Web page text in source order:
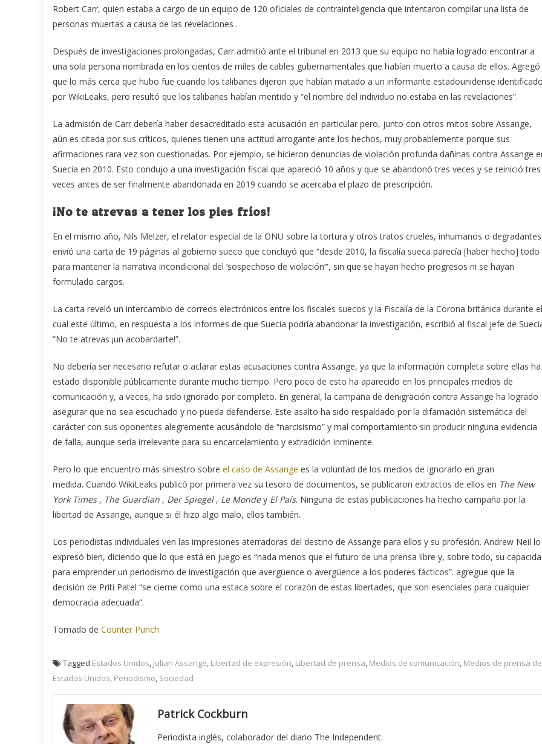
Robert Carr, quien estaba a cargo de un equipo de 120 oficiales de contrainteligencia que intentaron compilar una lista de
personas muertas a causa de las revelaciones .
Después de investigaciones prolongadas, Carr admitió ante el tribunal en 2013 que su equipo no había logrado encontrar a
una sola persona nombrada en los cientos de miles de cables gubernamentales que habían muerto a causa de ellos. Agregó
que lo más cerca que hubo fue cuando los talibanes dijeron que habían matado a un informante estadounidense
por WikiLeaks, pero resultó que los talibanes habían mentido y “el nombre del individuo no estaba en las revelaciones”.
La admisión de Carr debería haber desacreditado esta acusación en particular pero, junto con otros mitos sobre Assange,
aún es citada por sus críticos, quienes tienen una actitud arrogante ante los hechos, muy probablemente porque sus
afirmaciones rara vez son cuestionadas. Por ejemplo, se hicieron denuncias de violación profunda dañinas contra Assange
Suecia en 2010. Esto condujo a una investigación fiscal que apareció 10 años y que se abandonó tres veces y se reinició tres
veces antes de ser finalmente abandonada en 2019 cuando se acercaba el plazo de prescripción.
¡No te atrevas a tener los pies fríos!
En el mismo año, Nils Melzer, el relator especial de la ONU sobre la tortura y otros tratos crueles, inhumanos o
envió una carta de 19 páginas al gobierno sueco que concluyó que “desde 2010, la fiscalía sueca parecía [haber hecho] todo
para mantener la narrativa incondicional del ‘sospechoso de violación’”, sin que se hayan hecho progresos ni se hayan
formulado cargos.
La carta reveló un intercambio de correos electrónicos entre los fiscales suecos y la Fiscalía de la Corona británica durante el
cual este último, en respuesta a los informes de que Suecia podría abandonar la investigación, escribió al fiscal jefe de
“No te atrevas ¡un acobardarte!”.
No debería ser necesario refutar o aclarar estas acusaciones contra Assange, ya que la información completa sobre ellas ha
estado disponible públicamente durante mucho tiempo. Pero poco de esto ha aparecido en los principales medios de
comunicación y, a veces, ha sido ignorado por completo. En general, la campaña de denigración contra Assange ha logrado
asegurar que no sea escuchado y no pueda defenderse. Este asalto ha sido respaldado por la difamación sistemática del
carácter con sus oponentes alegremente acusándolo de “narcisismo” y mal comportamiento sin producir ninguna evidencia
de falla, aunque sería irrelevante para su encarcelamiento y extradición inminente.
Pero lo que encuentro más siniestro sobre el caso de Assange es la voluntad de los medios de ignorarlo en gran
medida. Cuando WikiLeaks publicó por primera vez su tesoro de documentos, se publicaron extractos de ellos en The New
York Times, The Guardian , Der Spiegel, Le Mondey El País. Ninguna de estas publicaciones ha hecho campaña por la
libertad de Assange, aunque si él hizo algo malo, ellos también.
Los periodistas individuales ven las impresiones aterradoras del destino de Assange para ellos y su profesión. Andrew Neil lo
expresó bien, diciendo que lo que está en juego es “nada menos que el futuro de una prensa libre y, sobre todo, su
para emprender un periodismo de investigación que avergüence o avergüence a los poderes fácticos”. agregue que la
decisión de Priti Patel “se cierne como una estaca sobre el corazón de estas libertades, que son esenciales para cualquier
democracia adecuada”.
Tomado de Counter Punch
Tagged Estados Unidos, Julian Assange, Libertad de expresión, Libertad de prensa, Medios de comunicación, Medios de prensa de
Estados Unidos, Periodismo, Sociedad
Patrick Cockburn
Periodista inglés, colaborador del diario The Independent.